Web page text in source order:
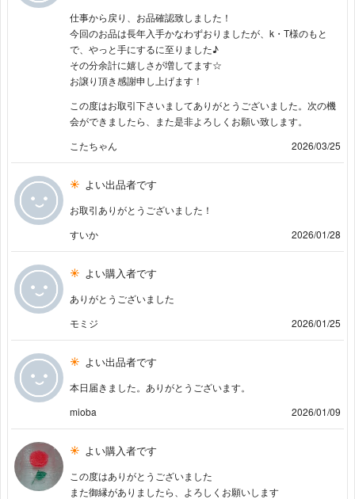
仕事から戻り、お品確認致しました！
今回のお品は長年入手かなわずおりましたが、k・T様のもと
で、やっと手にするに至りました♪
その分余計に嬉しさが増してます☆
お譲り頂き感謝申し上げます！
この度はお取引下さいましてありがとうございました。次の機
会ができましたら、また是非よろしくお願い致します。
こたちゃん
2026/03/25
よい出品者です
お取引ありがとうございました！
すいか
2026/01/28
よい購入者です
ありがとうございました
モミジ
2026/01/25
よい出品者です
本日届きました。ありがとうございます。
mioba
2026/01/09
よい購入者です
この度はありがとうございました
また御縁がありましたら、よろしくお願いします